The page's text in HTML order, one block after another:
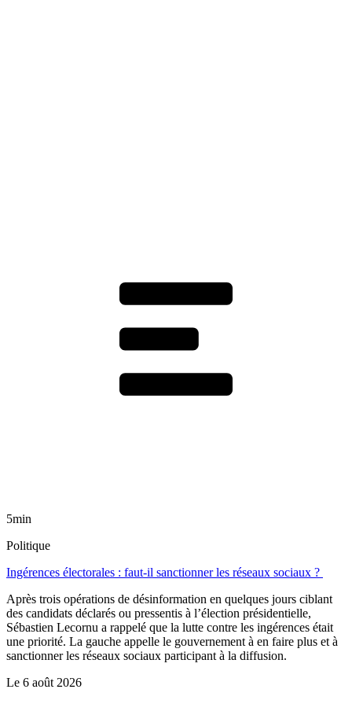
5min
Politique
Ingérences électorales : faut-il sanctionner les réseaux sociaux ?
Après trois opérations de désinformation en quelques jours ciblant
des candidats déclarés ou pressentis à l’élection présidentielle,
Sébastien Lecornu a rappelé que la lutte contre les ingérences était
une priorité. La gauche appelle le gouvernement à en faire plus et à
sanctionner les réseaux sociaux participant à la diffusion.
Le 6 août 2026